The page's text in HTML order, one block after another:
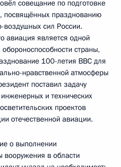
совещание по подготовке
посвящённых празднованию
воздушных сил России.
авиация является одной
страны,
100-летия ВВС для
нравственной атмосферы
поставил задачу
и технических
проектов
отечественной авиации.
о выполнении
вооружения в области